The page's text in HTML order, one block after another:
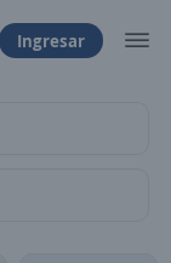
Ingresar